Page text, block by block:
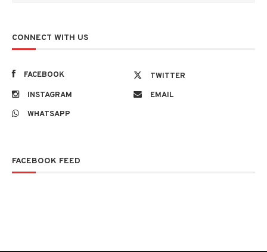
CONNECT WITH US
FACEBOOK
TWITTER
INSTAGRAM
EMAIL
WHATSAPP
FACEBOOK FEED